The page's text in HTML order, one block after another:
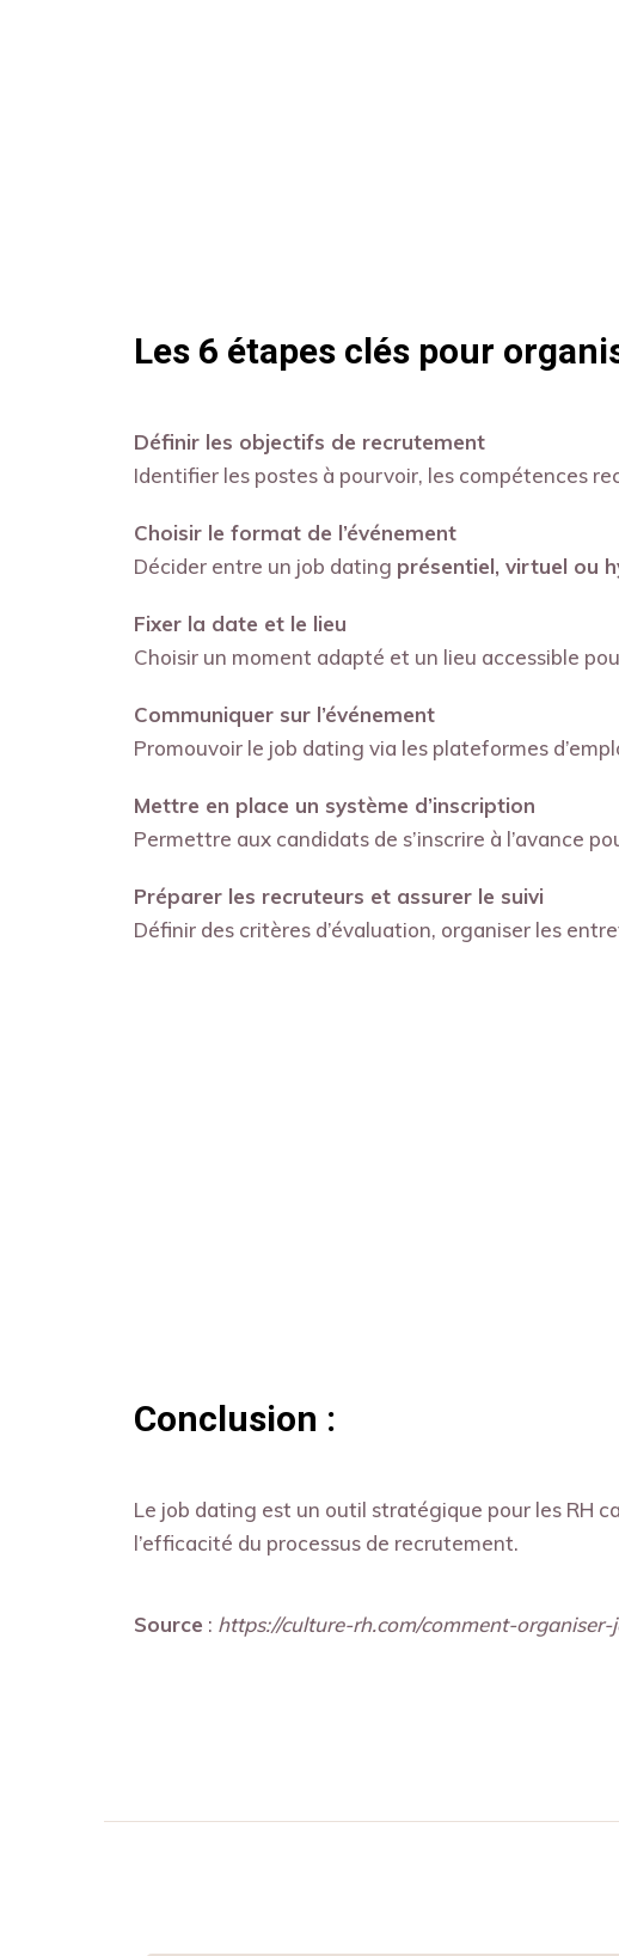
Les 6 étapes clés pour
Définir les objectifs de recrutement
Identifier les postes à pourvoir, les compétences
Choisir le format de l’événement
Décider entre un job dating présentiel, virtuel ou
Fixer la date et le lieu
Choisir un moment adapté et un lieu accessible
Communiquer sur l’événement
Promouvoir le job dating via les plateformes
Mettre en place un système d’inscription
Permettre aux candidats de s’inscrire à l’avance
Préparer les recruteurs et assurer le suivi
Définir des critères d’évaluation, organiser les
Conclusion :
Le job dating est un outil stratégique pour les RH
l’efficacité du processus de recrutement.
Source : https://culture-rh.com/comment-